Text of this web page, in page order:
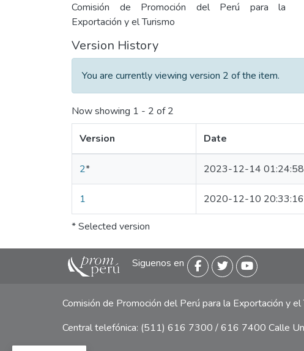
Comisión de Promoción del Perú para la
Exportación y el Turismo
Version History
You are currently viewing version 2 of the item.
Now showing 1 - 2 of 2
Version Date
2* 2023-12-14 01:24:58
1 2020-12-10 20:33:16
* Selected version
Siguenos en
Comisión de Promoción del Perú para la Exportación y
Central telefónica: (511) 616 7300 / 616 7400 Calle